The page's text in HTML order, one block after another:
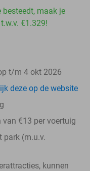
maak je
€1.329!
t/m 4 okt 2026
deze op de website
van €13 per voertuig
park (m.u.v.
kunnen